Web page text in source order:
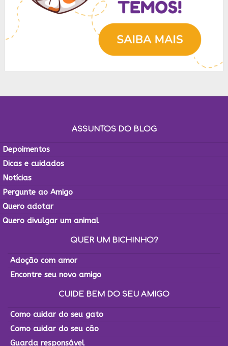
ASSUNTOS DO BLOG
Depoimentos
Dicas e cuidados
Notícias
Pergunte ao Amigo
Quero adotar
Quero divulgar um animal
QUER UM BICHINHO?
Adoção com amor
Encontre seu novo amigo
CUIDE BEM DO SEU AMIGO
Como cuidar do seu gato
Como cuidar do seu cão
Guarda responsável